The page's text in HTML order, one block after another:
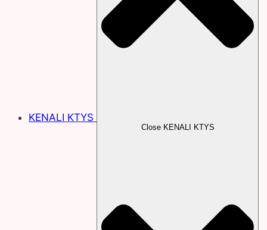
KENALI KTYS
Close KENALI KTYS